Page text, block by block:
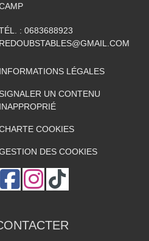
: 0683688923
REDOUBSTABLES@GMAIL.COM
INFORMATIONS LÉGALES
SIGNALER UN CONTENU
INAPPROPRIÉ
COOKIES
DES COOKIES